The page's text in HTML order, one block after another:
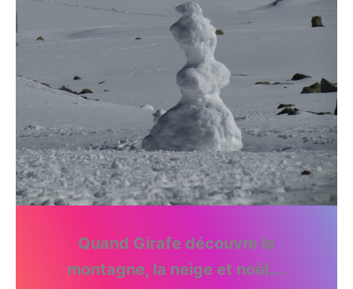
Quand Girafe découvre la
montagne, la neige et noël….